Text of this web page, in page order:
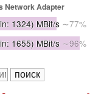
Network Adapter
1324) MBit/s ∼77%
1655) MBit/s ∼96%